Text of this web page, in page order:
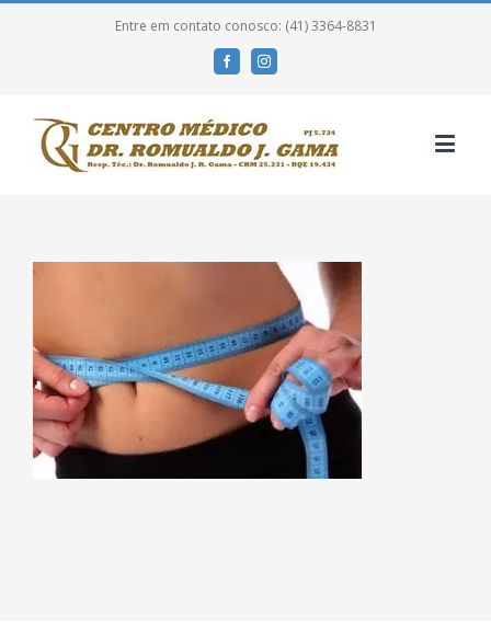
Entre em contato conosco: (41) 3364-8831
FacebookInstagram